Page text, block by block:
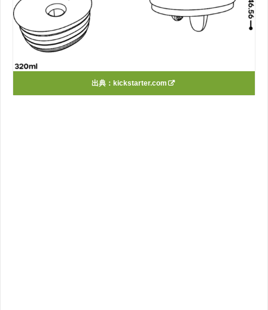
出典： kickstarter.com